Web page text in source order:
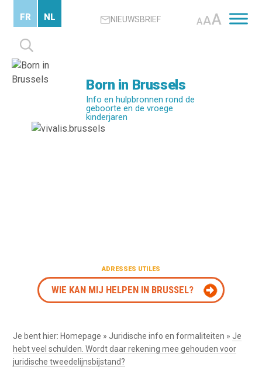
content
NIEUWSBRIEF AAA
Zoeken
naar:
FR NL
Born in Brussels
Info en hulpbronnen rond de
geboorte en de vroege
kinderjaren
ADRESSES UTILES
WIE KAN MIJ HELPEN IN BRUSSEL?
Je bent hier:Homepage » Juridische info en formaliteiten » Je
hebt veel schulden. Wordt daar rekening mee gehouden voor
juridische tweedelijnsbijstand?